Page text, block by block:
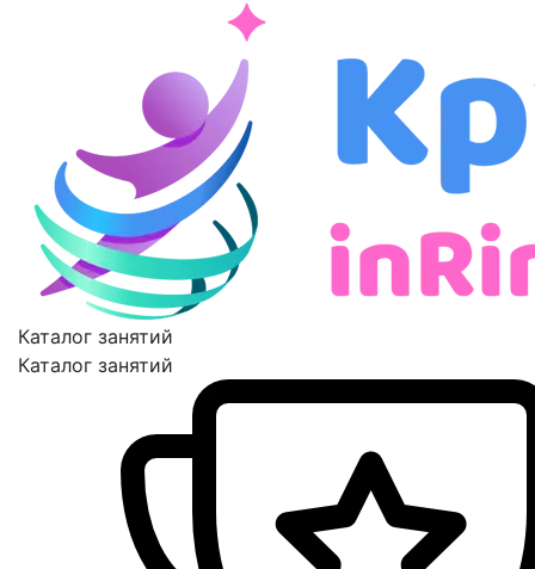
Каталог занятий
Каталог занятий